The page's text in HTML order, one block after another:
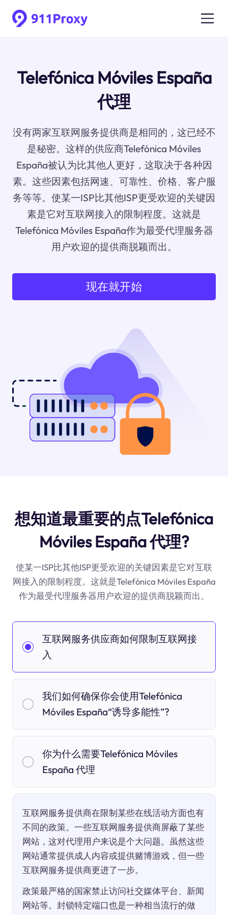
Telefónica Móviles España
代理
没有两家互联网服务提供商是相同的，这已经不
是秘密。这样的供应商Telefónica Móviles
España被认为比其他人更好，这取决于各种因
素。这些因素包括网速、可靠性、价格、客户服
务等等。使某一ISP比其他ISP更受欢迎的关键因
素是它对互联网接入的限制程度。这就是
Telefónica Móviles España作为最受代理服务器
用户欢迎的提供商脱颖而出。
现在就开始
想知道最重要的点Telefónica
Móviles España 代理?
使某一ISP比其他ISP更受欢迎的关键因素是它对互联
网接入的限制程度。这就是Telefónica Móviles España
作为最受代理服务器用户欢迎的提供商脱颖而出。
互联网服务供应商如何限制互联网接
入
我们如何确保你会使用Telefónica
Móviles España“诱导多能性”?
你为什么需要Telefónica Móviles
España 代理
互联网服务提供商在限制某些在线活动方面也有
不同的政策。一些互联网服务提供商屏蔽了某些
网站，这对代理用户来说是个大问题。虽然这些
网站通常提供成人内容或提供赌博游戏，但一些
互联网服务提供商更进了一步。
政策最严格的国家禁止访问社交媒体平台、新闻
网站等。封锁特定端口也是一种相当流行的做